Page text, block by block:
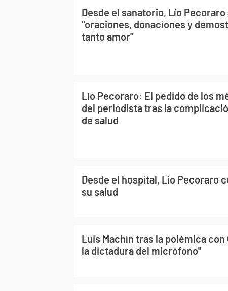
Desde el sanatorio, Lío
"oraciones, donaciones y
tanto amor"
Lío Pecoraro: El pedido de los
del periodista tras la
de salud
Desde el hospital, Lío Pecoraro
su salud
Luis Machín tras la polémica con
la dictadura del micrófono"